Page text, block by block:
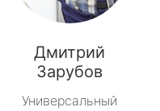
Дмитрий
Зарубов
Универсальный